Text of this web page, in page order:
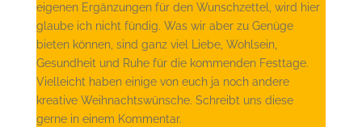
eigenen Ergänzungen für den Wunschzettel, wird hier
glaube ich nicht fündig. Was wir aber zu Genüge
bieten können, sind ganz viel Liebe, Wohlsein,
Gesundheit und Ruhe für die kommenden Festtage.
Vielleicht haben einige von euch ja noch andere
kreative Weihnachtswünsche. Schreibt uns diese
gerne in einem Kommentar.